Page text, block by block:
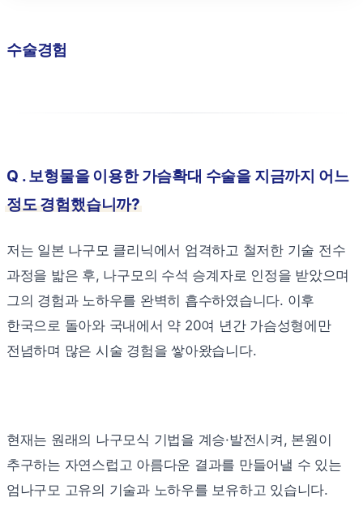
수술경험
Q . 보형물을 이용한 가슴확대 수술을 지금까지 어느
정도 경험했습니까?
저는 일본 나구모 클리닉에서 엄격하고 철저한 기술 전수
과정을 밟은 후, 나구모의 수석 승계자로 인정을 받았으며
그의 경험과 노하우를 완벽히 흡수하였습니다. 이후
한국으로 돌아와 국내에서 약 20여 년간 가슴성형에만
전념하며 많은 시술 경험을 쌓아왔습니다.
현재는 원래의 나구모식 기법을 계승·발전시켜, 본원이
추구하는 자연스럽고 아름다운 결과를 만들어낼 수 있는
엄나구모 고유의 기술과 노하우를 보유하고 있습니다.